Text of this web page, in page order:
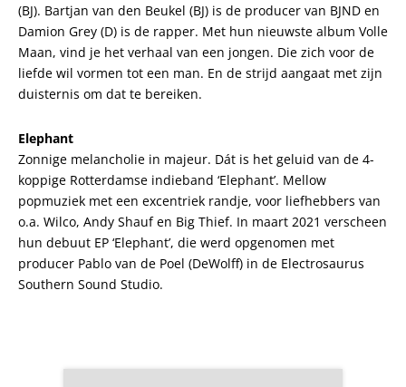
(BJ). Bartjan van den Beukel (BJ) is de producer van BJND en
Damion Grey (D) is de rapper. Met hun nieuwste album Volle
Maan, vind je het verhaal van een jongen. Die zich voor de
liefde wil vormen tot een man. En de strijd aangaat met zijn
duisternis om dat te bereiken.
Elephant
Zonnige melancholie in majeur. Dát is het geluid van de 4-
koppige Rotterdamse indieband ‘Elephant’. Mellow
popmuziek met een excentriek randje, voor liefhebbers van
o.a. Wilco, Andy Shauf en Big Thief. In maart 2021 verscheen
hun debuut EP ‘Elephant’, die werd opgenomen met
producer Pablo van de Poel (DeWolff) in de Electrosaurus
Southern Sound Studio.